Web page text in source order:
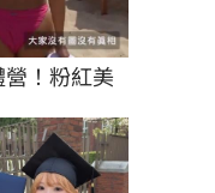
！粉紅美